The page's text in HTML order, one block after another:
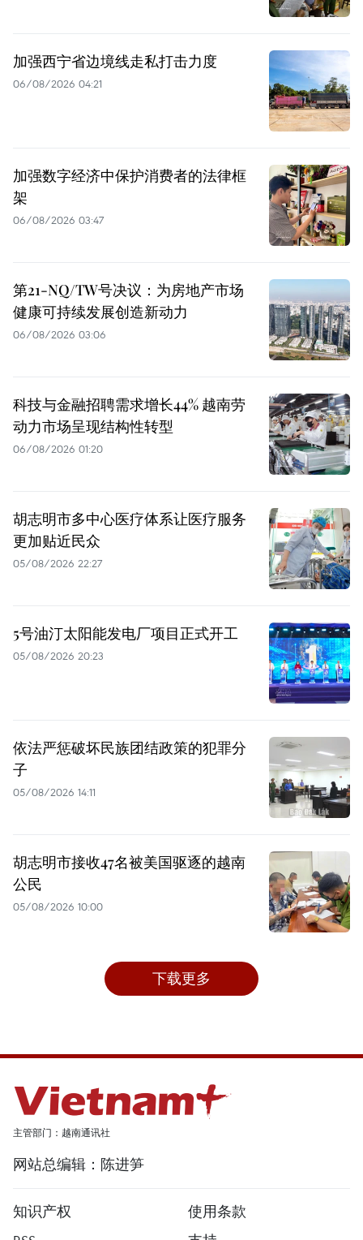
加强西宁省边境线走私打击力度
06/08/2026 04:21
加强数字经济中保护消费者的法律框
架
06/08/2026 03:47
第21-NQ/TW号决议：为房地产市场
健康可持续发展创造新动力
06/08/2026 03:06
科技与金融招聘需求增长44% 越南劳
动力市场呈现结构性转型
06/08/2026 01:20
胡志明市多中心医疗体系让医疗服务
更加贴近民众
05/08/2026 22:27
5号油汀太阳能发电厂项目正式开工
05/08/2026 20:23
依法严惩破坏民族团结政策的犯罪分
子
05/08/2026 14:11
胡志明市接收47名被美国驱逐的越南
公民
05/08/2026 10:00
下载更多
主管部门：越南通讯社
网站总编辑：陈进笋
知识产权
使用条款